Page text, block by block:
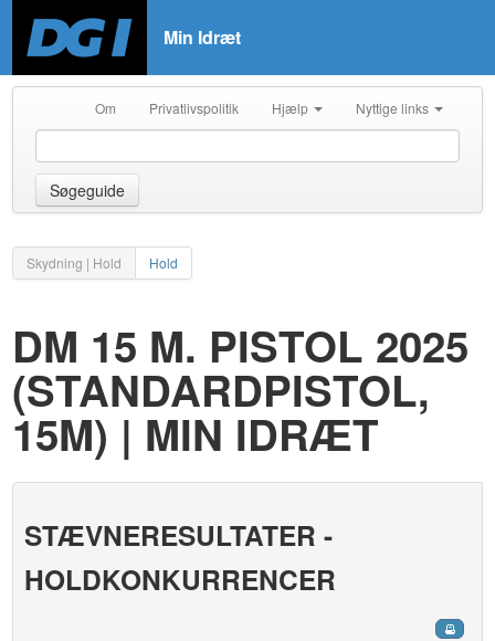
Min Idræt
Om Privatlivspolitik Hjælp Nyttige links
Søgeguide
Skydning | Hold Hold
DM 15 M. PISTOL 2025
(STANDARDPISTOL,
15M) | MIN IDRÆT
STÆVNERESULTATER -
HOLDKONKURRENCER